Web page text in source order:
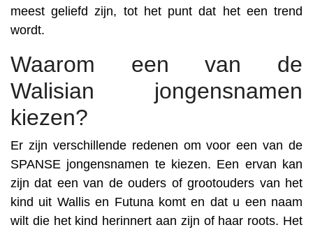
meest geliefd zijn, tot het punt dat het een trend
wordt.
Waarom een van de
Walisian jongensnamen
kiezen?
Er zijn verschillende redenen om voor een van de
SPANSE jongensnamen te kiezen. Een ervan kan
zijn dat een van de ouders of grootouders van het
kind uit Wallis en Futuna komt en dat u een naam
wilt die het kind herinnert aan zijn of haar roots. Het